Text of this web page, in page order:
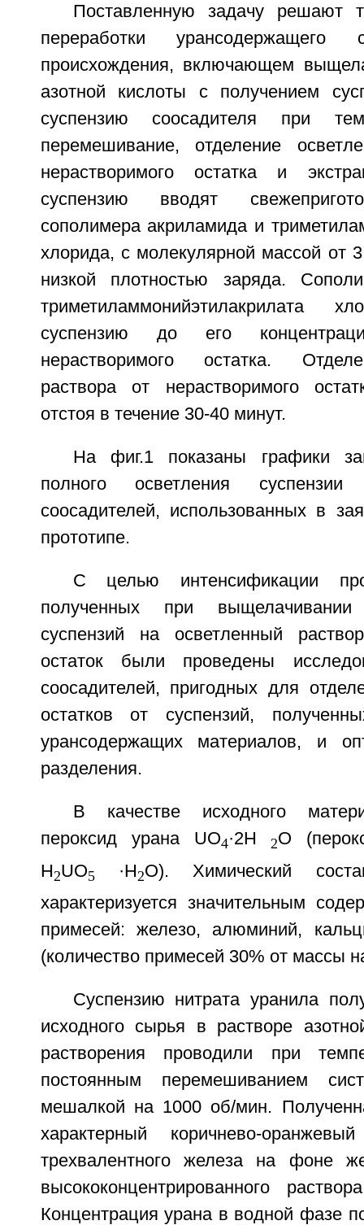
Поставленную задачу решают
переработки урансодержащего
происхождения, включающем
азотной кислоты с получением
суспензию соосадителя при
перемешивание, отделение
нерастворимого остатка и
суспензию вводят
сополимера акриламида и
хлорида, с молекулярной массой от
низкой плотностью заряда.
триметиламмонийэтилакрилата
суспензию до его
нерастворимого остатка.
раствора от нерастворимого
отстоя в течение 30-40 минут.
На фиг.1 показаны графики
полного осветления
соосадителей, использованных в
прототипе.
С целью интенсификации
полученных при
суспензий на осветленный
остаток были проведены
соосадителей, пригодных для
остатков от суспензий,
урансодержащих материалов, и
разделения.
В качестве исходного
пероксид урана UO4·2H 2O
H2UO5 ·H2O). Химический
характеризуется значительным
примесей: железо, алюминий,
(количество примесей 30% от массы
Суспензию нитрата уранила
исходного сырья в растворе
растворения проводили при
постоянным перемешиванием
мешалкой на 1000 об/мин.
характерный коричнево-
трехвалентного железа на фоне
высококонцентрированного
Концентрация урана в водной фазе